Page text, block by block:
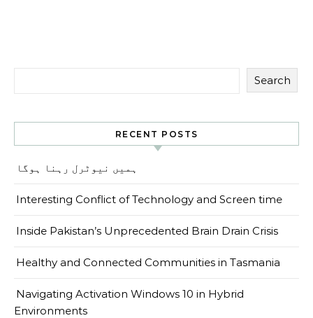
Search
RECENT POSTS
ہمیں نیوٹرل رہنا ہوگا
Interesting Conflict of Technology and Screen time
Inside Pakistan’s Unprecedented Brain Drain Crisis
Healthy and Connected Communities in Tasmania
Navigating Activation Windows 10 in Hybrid
Environments